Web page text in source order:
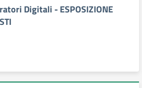
Digitali - ESPOSIZIONE